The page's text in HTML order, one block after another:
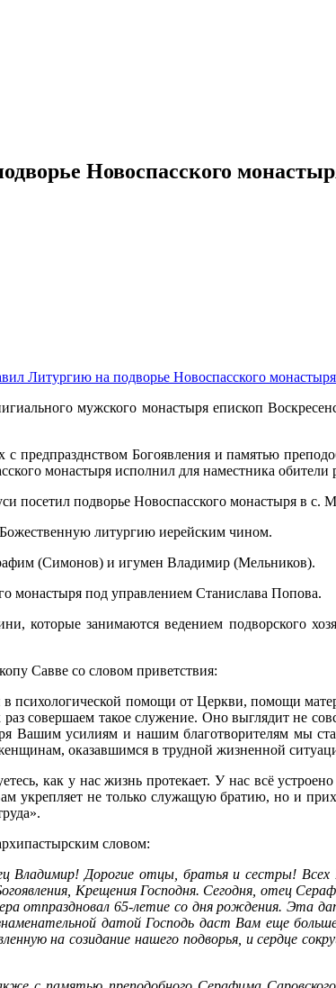
Новоспасского
Литургию на подворье Новоспасского
мужского монастыря епископ
предпразднством Богоявления и памятью
монастыря исполнил для наместника обители
посетил подворье Новоспасского монастыря в с.
литургию иерейским чином.
(Симонов) и игумен Владимир (Мельников).
монастыря под управлением Станислава Попова.
которые занимаются ведением подворского
Савве со словом приветствия:
психологической помощи от Церкви, помощи
совершаем такое служение. Оно выглядит не
Вашим усилиям и нашим благотворителям мы
оказавшимся в трудной жизненной
как у нас жизнь протекает. У нас всё
укрепляет не только служащую братию, но и
словом:
Владимир! Дорогие отцы, братья и сестры!
Крещения Господня. Сегодня, отец
отпраздновал 65-летие со дня рождения. Эта
датой Господь даст Вам еще
на созидание нашего подворья, и сердце